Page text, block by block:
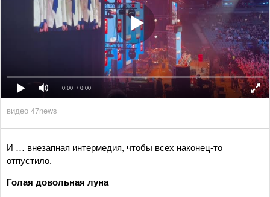
0:00 / 0:00
видео 47news
И … внезапная интермедия, чтобы всех наконец-то
отпустило.
Голая довольная луна